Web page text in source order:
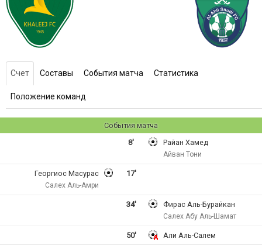
Счет Составы События матча Статистика
Положение команд
События матча
8'
Райан Хамед
Айван Тони
17'
Георгиос Масурас
Салех Аль-Амри
34' Фирас Аль-Бурайкан
Салех Абу Аль-Шамат
50' Али Аль-Салем